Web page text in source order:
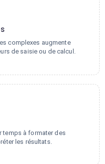
complexes augmente
de saisie ou de calcul.
temps à formater des
les résultats.